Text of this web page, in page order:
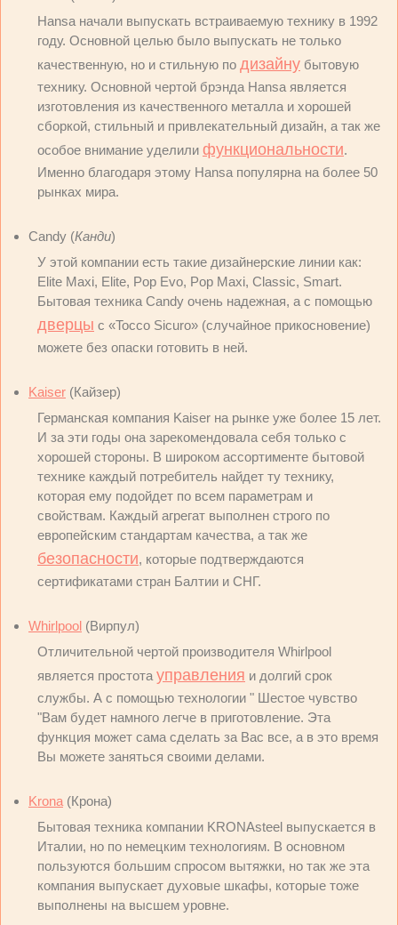
Hansa начали выпускать встраиваемую технику в 1992
году. Основной целью было выпускать не только
качественную, но и стильную по дизайну бытовую
технику. Основной чертой брэнда Hansa является
изготовления из качественного металла и хорошей
сборкой, стильный и привлекательный дизайн, а так же
особое внимание уделили функциональности.
Именно благодаря этому Hansa популярна на более 50
рынках мира.
Candy (Канди)
У этой компании есть такие дизайнерские линии как:
Elite Maxi, Elite, Pop Evo, Pop Maxi, Classic, Smart.
Бытовая техника Candy очень надежная, а с помощью
дверцы с «Tocco Sicuro» (случайное прикосновение)
можете без опаски готовить в ней.
Kaiser (Кайзер)
Германская компания Kaiser на рынке уже более 15 лет.
И за эти годы она зарекомендовала себя только с
хорошей стороны. В широком ассортименте бытовой
технике каждый потребитель найдет ту технику,
которая ему подойдет по всем параметрам и
свойствам. Каждый агрегат выполнен строго по
европейским стандартам качества, а так же
безопасности, которые подтверждаются
сертификатами стран Балтии и СНГ.
Whirlpool (Вирпул)
Отличительной чертой производителя Whirlpool
является простота управления и долгий срок
службы. А с помощью технологии " Шестое чувство
"Вам будет намного легче в приготовление. Эта
функция может сама сделать за Вас все, а в это время
Вы можете заняться своими делами.
Krona (Крона)
Бытовая техника компании KRONAsteel выпускается в
Италии, но по немецким технологиям. В основном
пользуются большим спросом вытяжки, но так же эта
компания выпускает духовые шкафы, которые тоже
выполнены на высшем уровне.